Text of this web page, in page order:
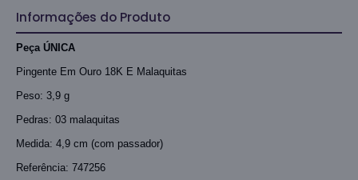
Informações do Produto
Peça ÚNICA
Pingente Em Ouro 18K E Malaquitas
Peso: 3,9 g
Pedras: 03 malaquitas
Medida: 4,9 cm (com passador)
Referência: 747256